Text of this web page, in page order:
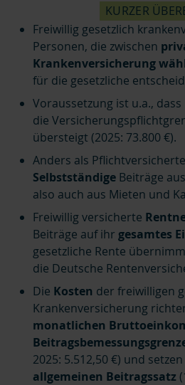
KURZER
Freiwillig gesetzlich
Personen, die zwischen
Krankenversicherung
für die gesetzliche
Voraussetzung ist u.a.,
die
übersteigt (2025: 73.800 €).
Anders als
Selbstständige Beiträge aus
also auch aus Mieten und
Freiwillig versicherte
Beiträge auf ihr gesamtes
gesetzliche Rente
die Deutsche
Die Kosten der freiwilligen
Krankenversicherung
monatlichen
2025: 5.512,50 €) und
allgemeinen Beitragssatz